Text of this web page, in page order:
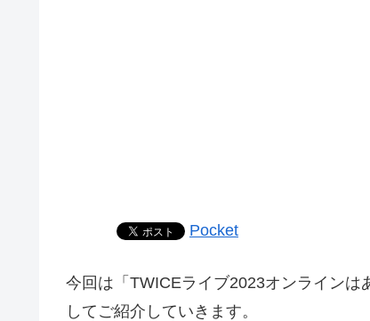
Pocket
今回は「TWICEライブ2023オンライン
してご紹介していきます。